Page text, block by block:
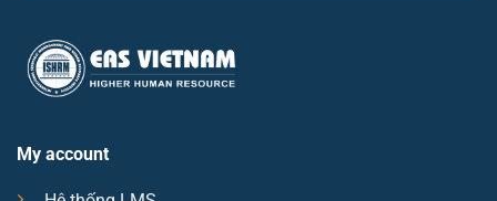
E
m
a
My account